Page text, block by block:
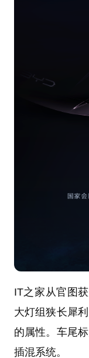
IT之家从官图
大灯组狭长犀
的属性。车尾
插混系统。